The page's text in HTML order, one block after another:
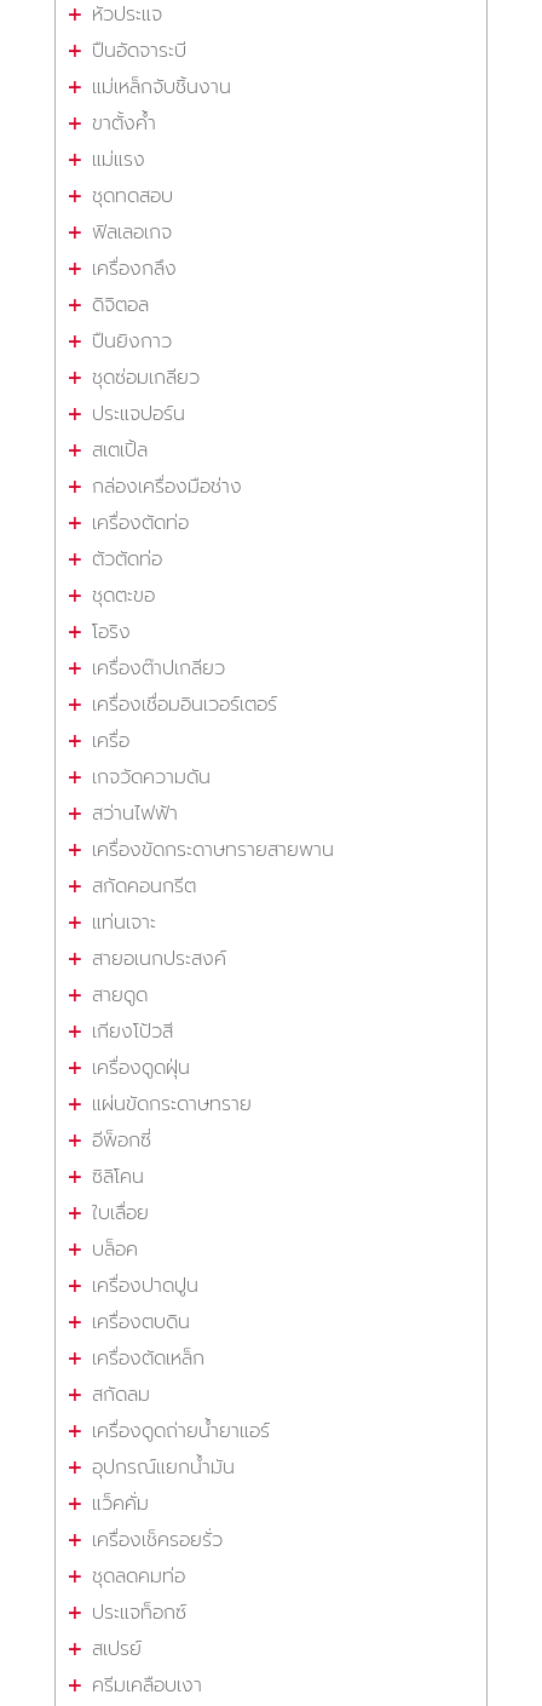
หัวประแจ
ปืนอัดจาระบี
แม่เหล็กจับชิ้นงาน
ขาตั้งค้ำ
แม่แรง
ชุดทดสอบ
ฟิลเลอเกจ
เครื่องกลึง
ดิจิตอล
ปืนยิงกาว
ชุดซ่อมเกลียว
ประแจปอร์น
สเตเปิ้ล
กล่องเครื่องมือช่าง
เครื่องตัดท่อ
ตัวตัดท่อ
ชุดตะขอ
โอริง
เครื่องต๊าปเกลียว
เครื่องเชื่อมอินเวอร์เตอร์
เครื่อ
เกจวัดความดัน
สว่านไฟฟ้า
เครื่องขัดกระดาษทรายสายพาน
สกัดคอนกรีต
แท่นเจาะ
สายอเนกประสงค์
สายดูด
เกียงโป้วสี
เครื่องดูดฝุ่น
แผ่นขัดกระดาษทราย
อีพ็อกซี่
ซิลิโคน
ใบเลื่อย
บล็อค
เครื่องปาดปูน
เครื่องตบดิน
เครื่องตัดเหล็ก
สกัดลม
เครื่องดูดถ่ายน้ำยาแอร์
อุปกรณ์แยกน้ำมัน
แว็คคั่ม
เครื่องเช็ครอยรั่ว
ชุดลดคมท่อ
ประแจท็อกซ์
สเปรย์
ครีมเคลือบเงา